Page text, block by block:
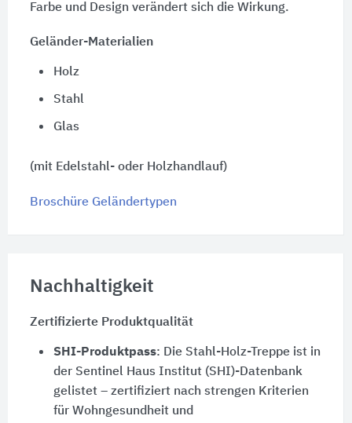
Farbe und Design verändert sich die Wirkung.
Geländer-Materialien
Holz
Stahl
Glas
(mit Edelstahl- oder Holzhandlauf)
Broschüre Geländertypen
Nachhaltigkeit
Zertifizierte Produktqualität
SHI-Produktpass: Die Stahl-Holz-Treppe ist in
der Sentinel Haus Institut (SHI)-Datenbank
gelistet – zertifiziert nach strengen Kriterien
für Wohngesundheit und